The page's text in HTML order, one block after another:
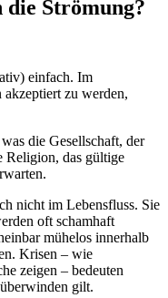
Strömung?
einfach. Im
zu werden,
die Gesellschaft, der
Religion, das gültige
nicht im Lebensfluss. Sie
oft schamhaft
mühelos innerhalb
Krisen – wie
zeigen – bedeuten
gilt.